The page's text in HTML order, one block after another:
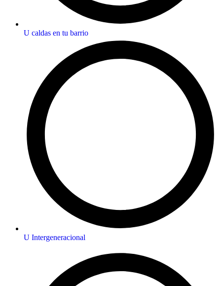
U caldas en tu barrio
U Intergeneracional